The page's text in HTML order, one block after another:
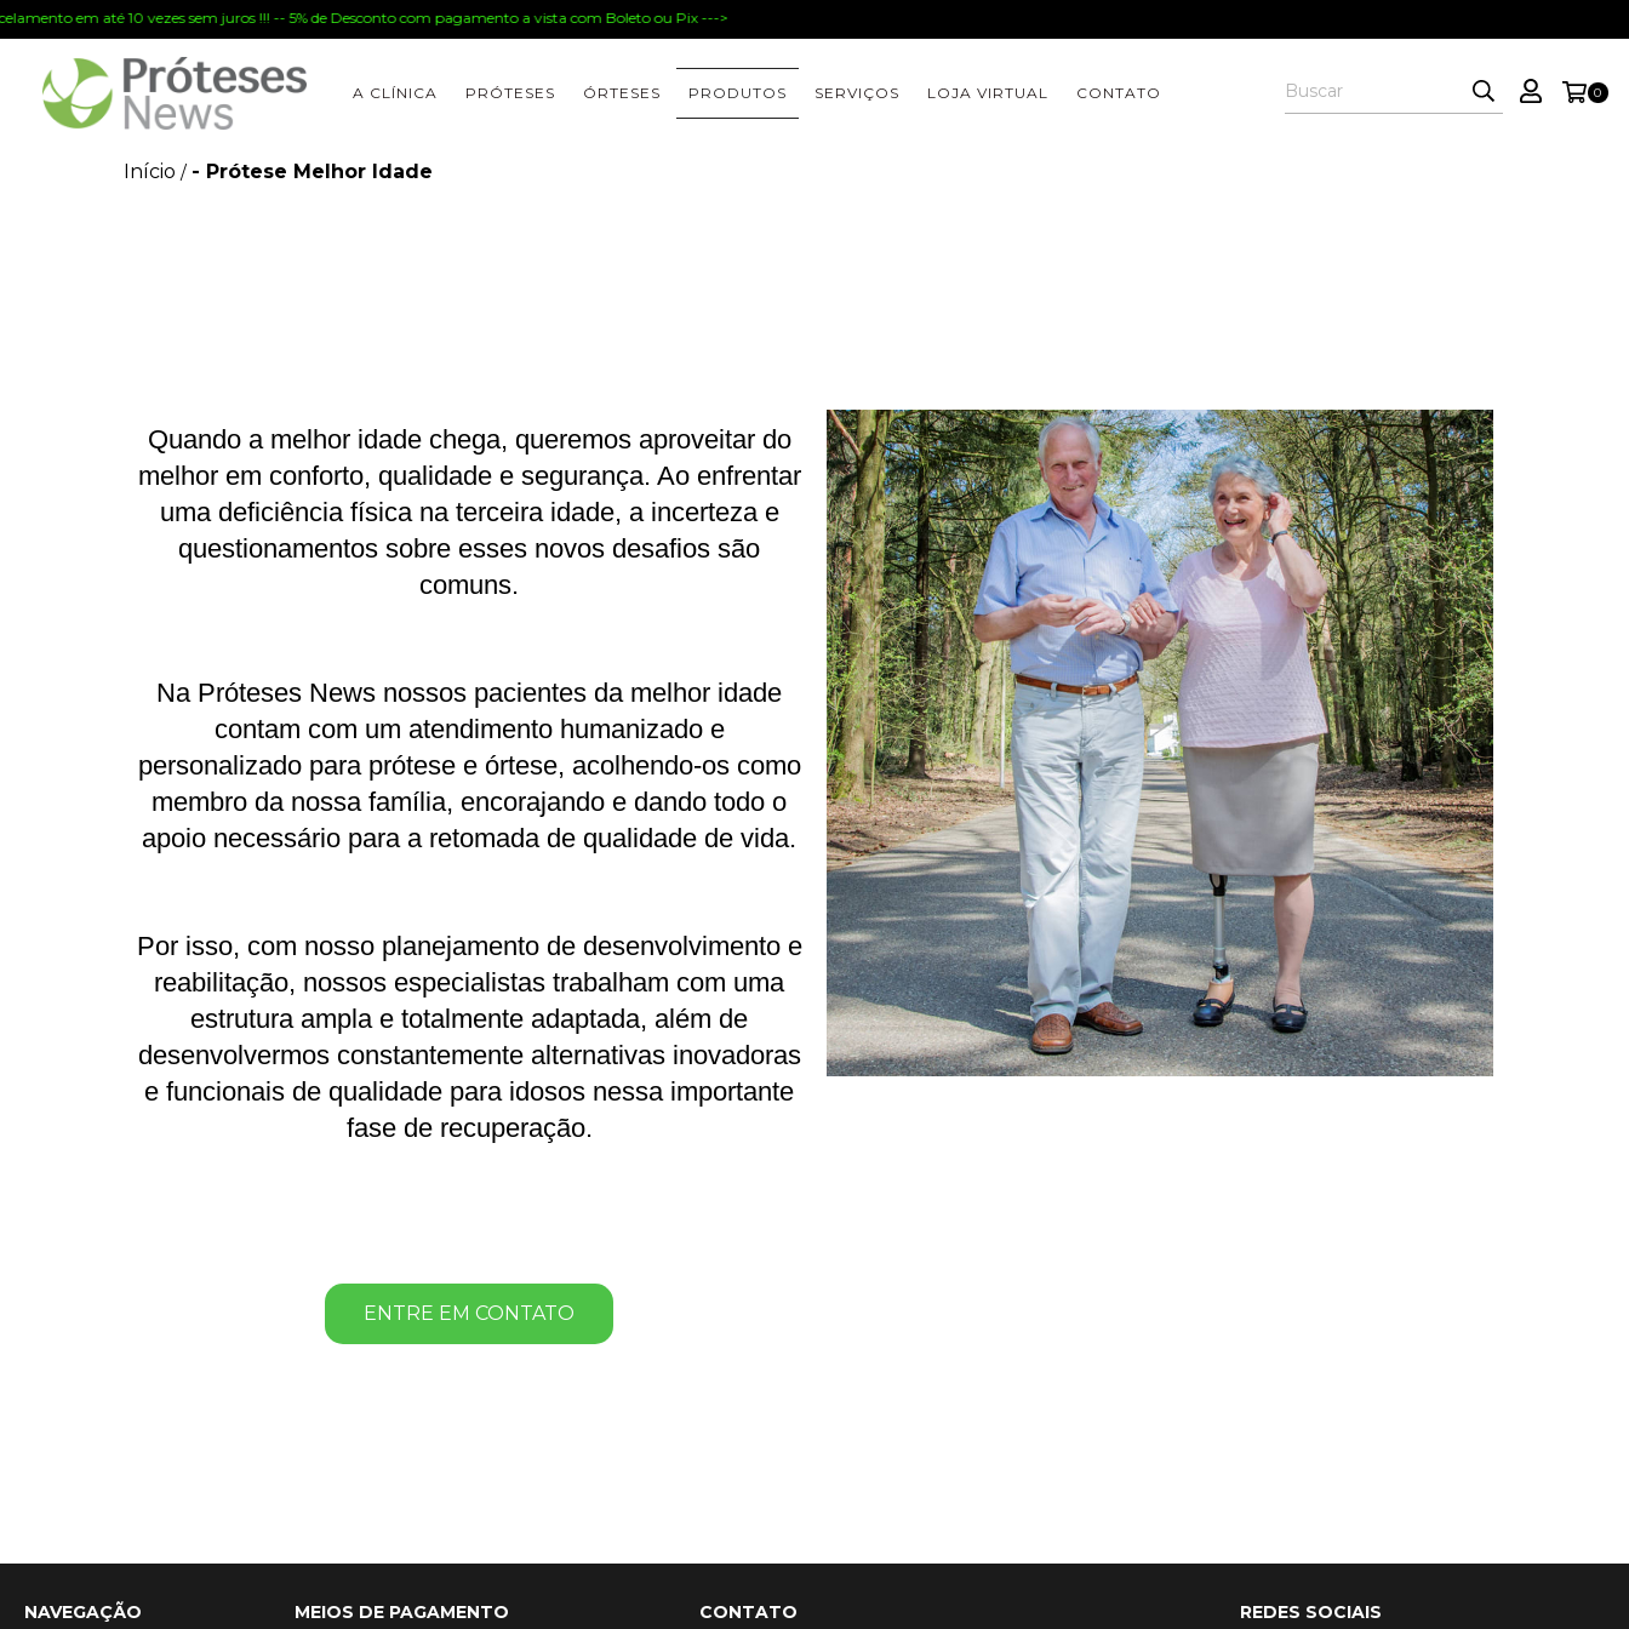
em até 10 vezes sem juros !!! -- 5% de Desconto com pagamento a vista com Boleto ou Pix --->
A CLÍNICA PRÓTESES ÓRTESES PRODUTOS SERVIÇOS LOJA VIRTUAL CONTATO 0
Início / - Prótese Melhor Idade
Quando a melhor idade chega, queremos aproveitar do
melhor em conforto, qualidade e segurança. Ao enfrentar
uma deficiência física na terceira idade, a incerteza e
questionamentos sobre esses novos desafios são
comuns.
Na Próteses News nossos pacientes da melhor idade
contam com um atendimento humanizado e
personalizado para prótese e órtese, acolhendo-os como
membro da nossa família, encorajando e dando todo o
apoio necessário para a retomada de qualidade de vida.
Por isso, com nosso planejamento de desenvolvimento e
reabilitação, nossos especialistas trabalham com uma
estrutura ampla e totalmente adaptada, além de
desenvolvermos constantemente alternativas inovadoras
e funcionais de qualidade para idosos nessa importante
fase de recuperação.
ENTRE EM CONTATO
NAVEGAÇÃO MEIOS DE PAGAMENTO CONTATO REDES SOCIAIS